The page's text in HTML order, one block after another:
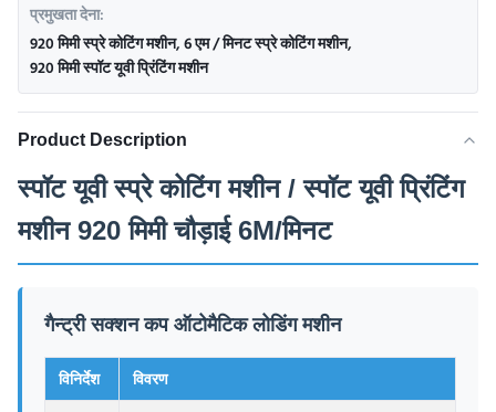
प्रमुखता देना:
920 मिमी स्प्रे कोटिंग मशीन,6 एम / मिनट स्प्रे कोटिंग मशीन,
920 मिमी स्पॉट यूवी प्रिंटिंग मशीन
Product Description
स्पॉट यूवी स्प्रे कोटिंग मशीन / स्पॉट यूवी प्रिंटिंग
मशीन 920 मिमी चौड़ाई 6M/मिनट
गैन्ट्री सक्शन कप ऑटोमैटिक लोडिंग मशीन
विनिर्देश विवरण